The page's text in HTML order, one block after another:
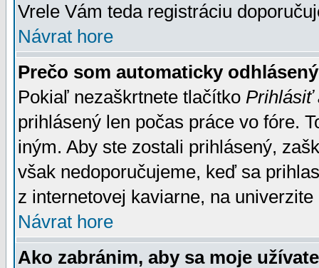
Vrele Vám teda registráciu
Návrat hore
Prečo som automaticky
Pokiaľ nezaškrtnete tlačítko Prihlásiť
prihlásený len počas práce vo fóre.
iným. Aby ste zostali prihlásený,
však nedoporučujeme, keď sa
z internetovej kaviarne, na univerzite
Návrat hore
Ako zabránim, aby sa moje